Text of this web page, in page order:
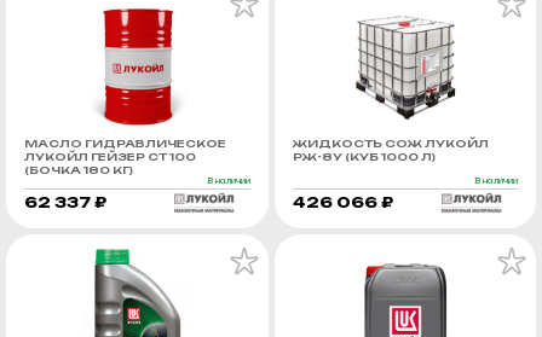
МАСЛО ГИДРАВЛИЧЕСКОЕ
ЛУКОЙЛ ГЕЙЗЕР СТ 100
(БОЧКА 180 КГ)
В наличии
62 337 ₽
ЖИДКОСТЬ СОЖ ЛУКОЙЛ
РЖ-8У (КУБ 1000 Л)
В наличии
426 066 ₽